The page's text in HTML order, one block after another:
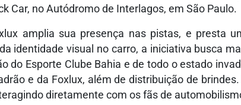
Car, no Autódromo de Interlagos, em São Paulo.
amplia sua presença nas pistas, e presta
identidade visual no carro, a iniciativa busca
do Esporte Clube Bahia e de todo o estado
e da Foxlux, além de distribuição de
diretamente com os fãs de